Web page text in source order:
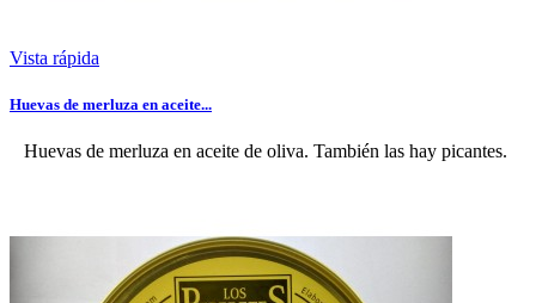
Vista rápida
Huevas de merluza en aceite...
Huevas de merluza en aceite de oliva. También las hay picantes.